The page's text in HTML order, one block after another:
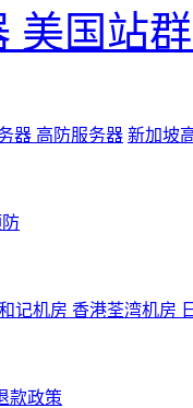
美国站
器 高防服务器 新加坡
记机房 香港荃湾机房
款政策